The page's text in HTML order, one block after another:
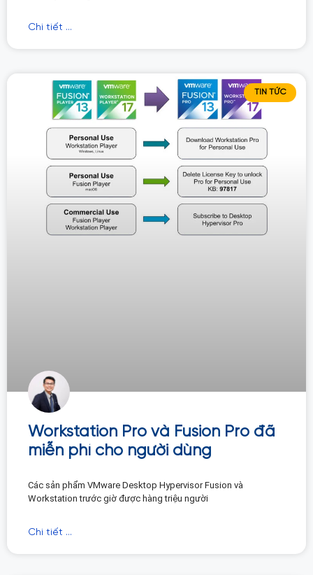
Chi tiết ...
TIN TỨC
Workstation Pro và Fusion Pro đã
miễn phí cho người dùng
Các sản phẩm VMware Desktop Hypervisor Fusion và
Workstation trước giờ được hàng triệu người
Chi tiết ...